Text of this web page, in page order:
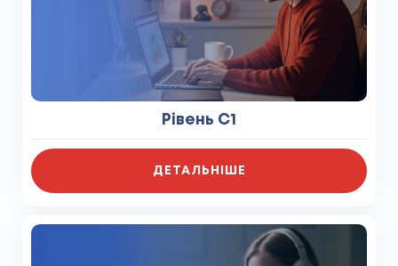
Рівень C1
ДЕТАЛЬНІШЕ